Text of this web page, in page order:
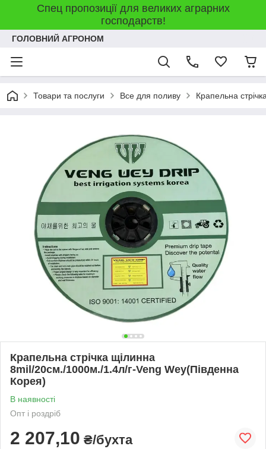
Спец пропозиції для великих аграрних
господарств!
ГОЛОВНИЙ АГРОНОМ
Товари та послуги Все для поливу Крапельна
Крапельна стрічка щілинна
8mil/20см./1000м./1.4л/г-Veng Wey(Південна
Корея)
В наявності
Опт і роздріб
2 207,10 ₴/бухта